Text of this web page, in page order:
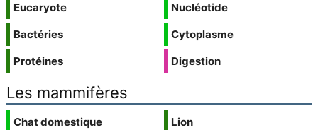
Eucaryote
Bactéries
Protéines
Nucléotide
Cytoplasme
Digestion
Les mammifères
Chat domestique
Lion